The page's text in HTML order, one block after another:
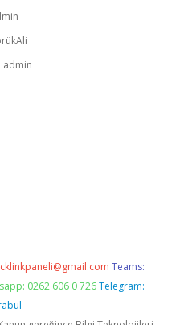
admin
Teams:
0262 606 0 726 Telegram: